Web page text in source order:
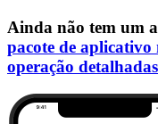
Ainda não tem um
pacote de aplicativo
operação detalhadas